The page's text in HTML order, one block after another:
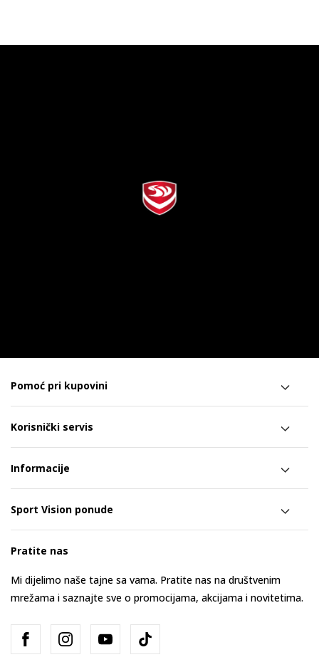
Pomoć pri kupovini
Korisnički servis
Informacije
Sport Vision ponude
Pratite nas
Mi dijelimo naše tajne sa vama. Pratite nas na društvenim
mrežama i saznajte sve o promocijama, akcijama i novitetima.